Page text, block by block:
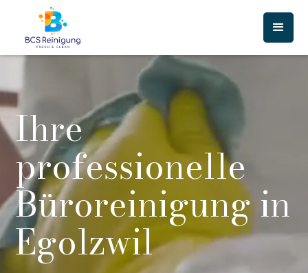
Ihre
professionelle
Büroreinigung in
Egolzwil